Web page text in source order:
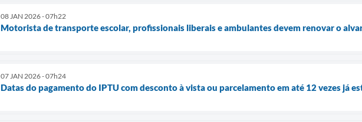
08 JAN 2026 - 07h22
Motorista de transporte escolar, profissionais liberais e ambulantes devem renovar o
07 JAN 2026 - 07h24
Datas do pagamento do IPTU com desconto à vista ou parcelamento em até 12 vezes já